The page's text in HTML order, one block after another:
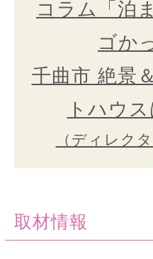
コラム「泊
ゴか
千曲市 絶景
トハウ
（ディレク
取材情報